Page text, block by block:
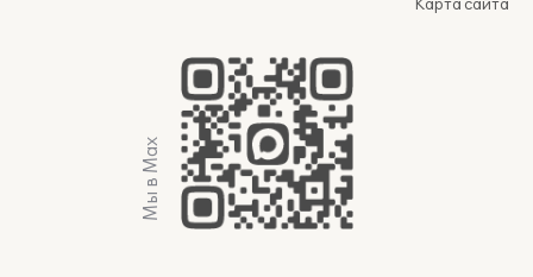
Карта сайта
Мы в Max